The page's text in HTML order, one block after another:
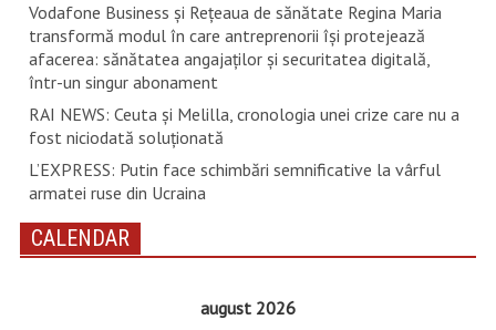
Vodafone Business și Rețeaua de sănătate Regina Maria
transformă modul în care antreprenorii își protejează
afacerea: sănătatea angajaților și securitatea digitală,
într-un singur abonament
RAI NEWS: Ceuta și Melilla, cronologia unei crize care nu a
fost niciodată soluționată
L’EXPRESS: Putin face schimbări semnificative la vârful
armatei ruse din Ucraina
CALENDAR
august 2026